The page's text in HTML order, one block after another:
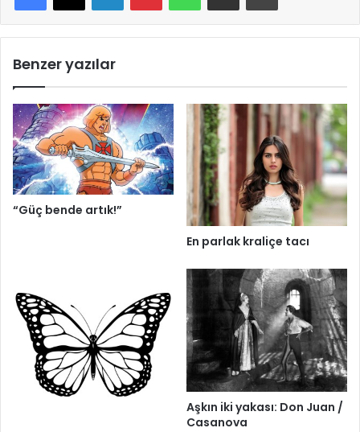
Benzer yazılar
“Güç bende artık!”
En parlak kraliçe tacı
Aşkın iki yakası: Don Juan /
Casanova